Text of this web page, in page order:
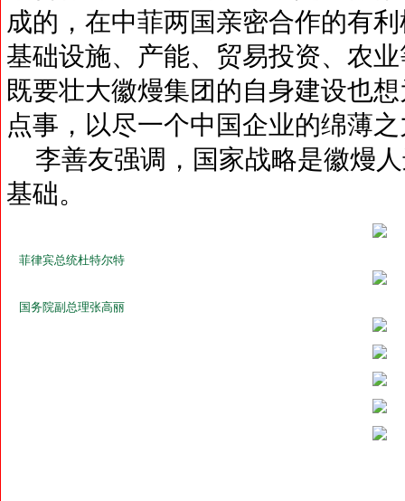
成的，在中菲两国亲密合作的有
基础设施、产能、贸易投资、农
既要壮大徽熳集团的自身建设也
点事，以尽一个中国企业的绵薄
李善友强调，国家战略是徽熳
基础。
菲律宾总统杜特尔特
国务院副总理张高丽